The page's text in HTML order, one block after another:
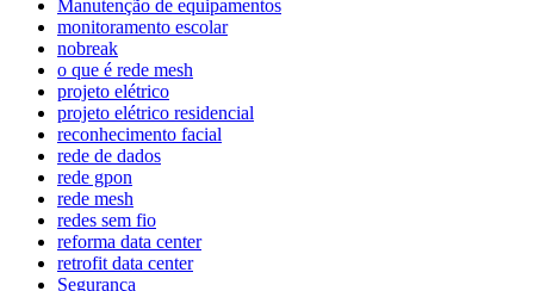
Manutenção de equipamentos
monitoramento escolar
nobreak
o que é rede mesh
projeto elétrico
projeto elétrico residencial
reconhecimento facial
rede de dados
rede gpon
rede mesh
redes sem fio
reforma data center
retrofit data center
Segurança